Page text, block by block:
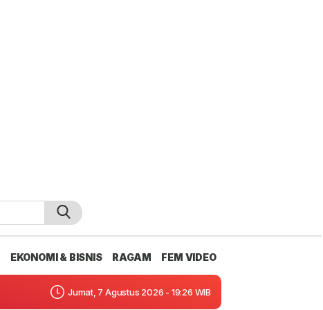
EKONOMI & BISNIS RAGAM FEM VIDEO
Jumat, 7 Agustus 2026 - 19:26 WIB